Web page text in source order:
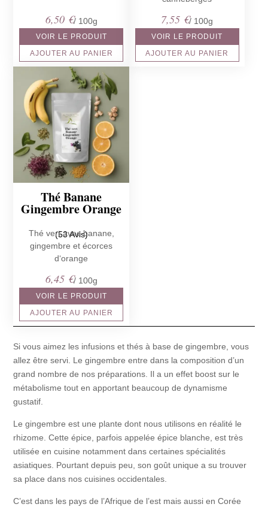
6,50 €/ 100g
VOIR LE PRODUIT
AJOUTER AU PANIER
7,55 €/ 100g
VOIR LE PRODUIT
AJOUTER AU PANIER
Thé Banane
Gingembre Orange
(53 Avis)
Thé vert avec banane,
gingembre et écorces
d‘orange
6,45 €/ 100g
VOIR LE PRODUIT
AJOUTER AU PANIER
Si vous aimez les infusions et thés à base de gingembre, vous
allez être servi. Le gingembre entre dans la composition d’un
grand nombre de nos préparations. Il a un effet boost sur le
métabolisme tout en apportant beaucoup de dynamisme
gustatif.
Le gingembre est une plante dont nous utilisons en réalité le
rhizome. Cette épice, parfois appelée épice blanche, est très
utilisée en cuisine notamment dans certaines spécialités
asiatiques. Pourtant depuis peu, son goût unique a su trouver
sa place dans nos cuisines occidentales.
C’est dans les pays de l’Afrique de l’est mais aussi en Corée